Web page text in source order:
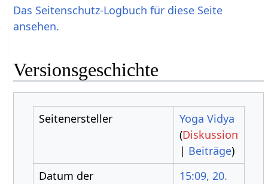
Das Seitenschutz-Logbuch für diese Seite
ansehen.
Versionsgeschichte
Seitenersteller
Yoga Vidya
(Diskussion
| Beiträge)
Datum der
15:09, 20.